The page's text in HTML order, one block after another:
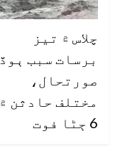
چلاس ۾ تيز
برسات سبب ٻوڏ
صورتحال،
مختلف حادثن ۾
6 ڄڻا فوت